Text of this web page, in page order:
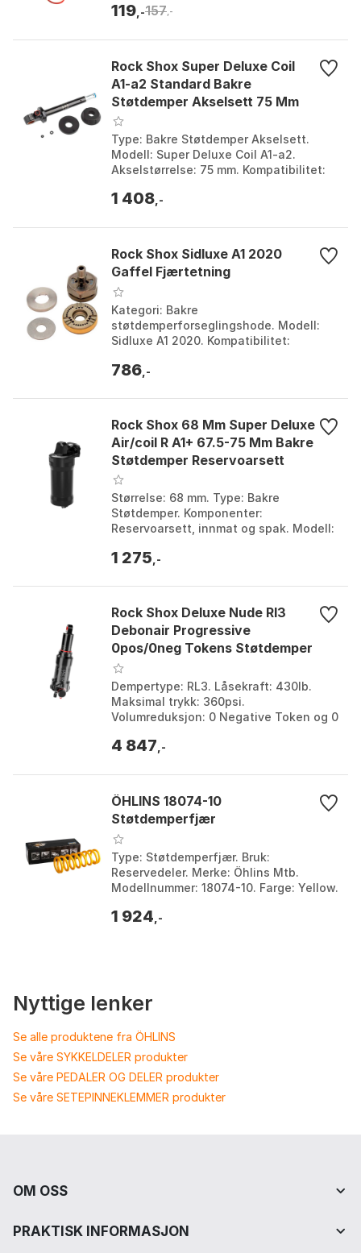
119 ,-157,-
Rock Shox Super Deluxe Coil
A1-a2 Standard Bakre
Støtdemper Akselsett 75 Mm
Type: Bakre Støtdemper Akselsett.
Modell: Super Deluxe Coil A1-a2.
Akselstørrelse: 75 mm. Kompatibilitet:
SDLC-ULDH-A2, RS-SD...
1 408 ,-
Rock Shox Sidluxe A1 2020
Gaffel Fjærtetning
Kategori: Bakre
støtdemperforseglingshode. Modell:
Sidluxe A1 2020. Kompatibilitet:
Støtdempertetningshodeaggregat.
786 ,-
Rock Shox 68 Mm Super Deluxe
Air/coil R A1+ 67.5-75 Mm Bakre
Støtdemper Reservoarsett
Størrelse: 68 mm. Type: Bakre
Støtdemper. Komponenter:
Reservoarsett, innmat og spak. Modell:
One Size.
1 275 ,-
Rock Shox Deluxe Nude Rl3
Debonair Progressive
0pos/0neg Tokens Støtdemper
Dempertype: RL3. Låsekraft: 430lb.
Maksimal trykk: 360psi.
Volumreduksjon: 0 Negative Token og 0
45mm. Størrelse 2: 165...
4 847 ,-
ÖHLINS 18074-10
Støtdemperfjær
Type: Støtdemperfjær. Bruk:
Reservedeler. Merke: Öhlins Mtb.
Modellnummer: 18074-10. Farge: Yellow.
1 924 ,-
Nyttige lenker
Se alle produktene fra ÖHLINS
Se våre SYKKELDELER produkter
Se våre PEDALER OG DELER produkter
Se våre SETEPINNEKLEMMER produkter
OM OSS
PRAKTISK INFORMASJON